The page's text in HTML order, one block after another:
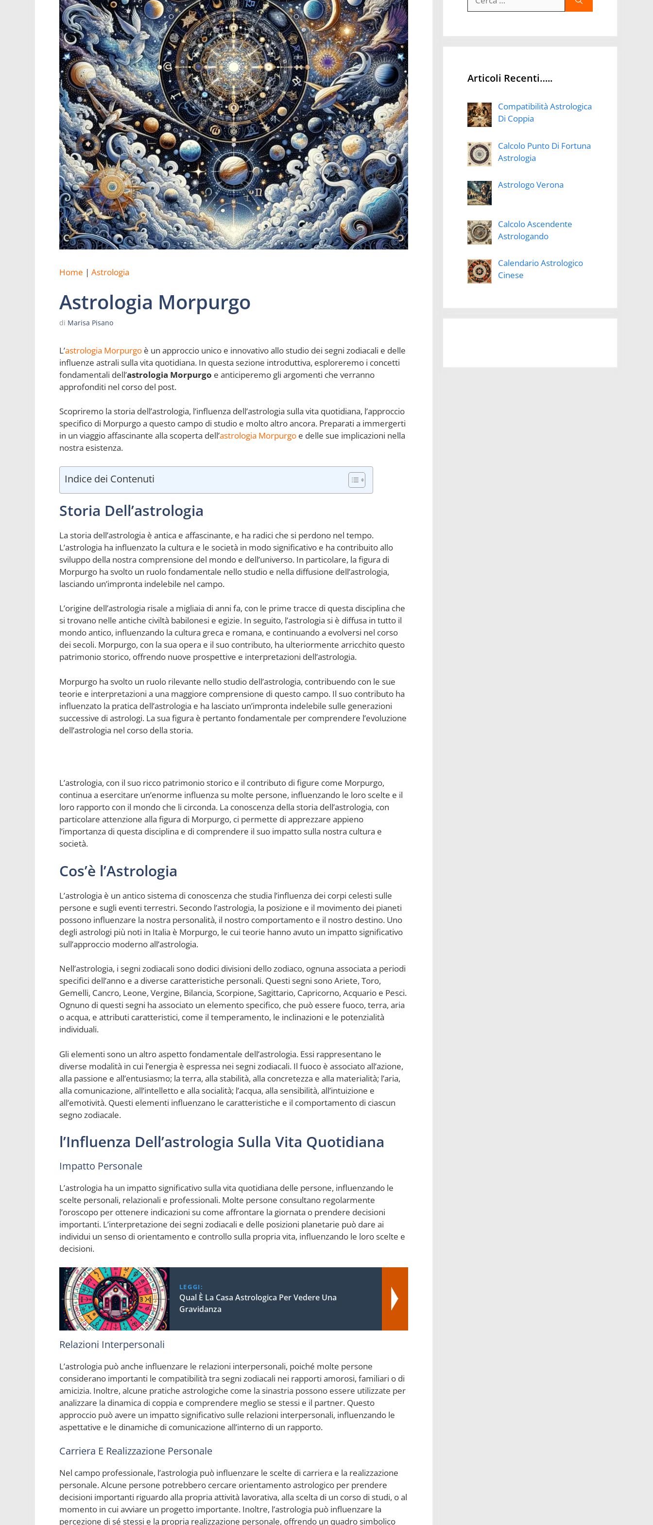
Home | Astrologia
Astrologia Morpurgo
di Marisa Pisano
L’astrologia Morpurgo è un approccio unico e innovativo allo studio dei segni zodiacali e delle
influenze astrali sulla vita quotidiana. In questa sezione introduttiva, esploreremo i concetti
fondamentali dell’astrologia Morpurgo e anticiperemo gli argomenti che verranno
approfonditi nel corso del post.
Scopriremo la storia dell’astrologia, l’influenza dell’astrologia sulla vita quotidiana, l’approccio
specifico di Morpurgo a questo campo di studio e molto altro ancora. Preparati a immergerti
in un viaggio affascinante alla scoperta dell’astrologia Morpurgo e delle sue implicazioni nella
nostra esistenza.
Indice dei Contenuti
Storia Dell’astrologia
La storia dell’astrologia è antica e affascinante, e ha radici che si perdono nel tempo.
L’astrologia ha influenzato la cultura e le società in modo significativo e ha contribuito allo
sviluppo della nostra comprensione del mondo e dell’universo. In particolare, la figura di
Morpurgo ha svolto un ruolo fondamentale nello studio e nella diffusione dell’astrologia,
lasciando un’impronta indelebile nel campo.
L’origine dell’astrologia risale a migliaia di anni fa, con le prime tracce di questa disciplina che
si trovano nelle antiche civiltà babilonesi e egizie. In seguito, l’astrologia si è diffusa in tutto il
mondo antico, influenzando la cultura greca e romana, e continuando a evolversi nel corso
dei secoli. Morpurgo, con la sua opera e il suo contributo, ha ulteriormente arricchito questo
patrimonio storico, offrendo nuove prospettive e interpretazioni dell’astrologia.
Morpurgo ha svolto un ruolo rilevante nello studio dell’astrologia, contribuendo con le sue
teorie e interpretazioni a una maggiore comprensione di questo campo. Il suo contributo ha
influenzato la pratica dell’astrologia e ha lasciato un’impronta indelebile sulle generazioni
successive di astrologi. La sua figura è pertanto fondamentale per comprendere l’evoluzione
dell’astrologia nel corso della storia.
L’astrologia, con il suo ricco patrimonio storico e il contributo di figure come Morpurgo,
continua a esercitare un’enorme influenza su molte persone, influenzando le loro scelte e il
loro rapporto con il mondo che li circonda. La conoscenza della storia dell’astrologia, con
particolare attenzione alla figura di Morpurgo, ci permette di apprezzare appieno
l’importanza di questa disciplina e di comprendere il suo impatto sulla nostra cultura e
società.
Cos’è l’Astrologia
L’astrologia è un antico sistema di conoscenza che studia l’influenza dei corpi celesti sulle
persone e sugli eventi terrestri. Secondo l’astrologia, la posizione e il movimento dei pianeti
possono influenzare la nostra personalità, il nostro comportamento e il nostro destino. Uno
degli astrologi più noti in Italia è Morpurgo, le cui teorie hanno avuto un impatto significativo
sull’approccio moderno all’astrologia.
Nell’astrologia, i segni zodiacali sono dodici divisioni dello zodiaco, ognuna associata a periodi
specifici dell’anno e a diverse caratteristiche personali. Questi segni sono Ariete, Toro,
Gemelli, Cancro, Leone, Vergine, Bilancia, Scorpione, Sagittario, Capricorno, Acquario e Pesci.
Ognuno di questi segni ha associato un elemento specifico, che può essere fuoco, terra, aria
o acqua, e attributi caratteristici, come il temperamento, le inclinazioni e le potenzialità
individuali.
Gli elementi sono un altro aspetto fondamentale dell’astrologia. Essi rappresentano le
diverse modalità in cui l’energia è espressa nei segni zodiacali. Il fuoco è associato all’azione,
alla passione e all’entusiasmo; la terra, alla stabilità, alla concretezza e alla materialità; l’aria,
alla comunicazione, all’intelletto e alla socialità; l’acqua, alla sensibilità, all’intuizione e
all’emotività. Questi elementi influenzano le caratteristiche e il comportamento di ciascun
segno zodiacale.
l’Influenza Dell’astrologia Sulla Vita Quotidiana
Impatto Personale
L’astrologia ha un impatto significativo sulla vita quotidiana delle persone, influenzando le
scelte personali, relazionali e professionali. Molte persone consultano regolarmente
l’oroscopo per ottenere indicazioni su come affrontare la giornata o prendere decisioni
importanti. L’interpretazione dei segni zodiacali e delle posizioni planetarie può dare ai
individui un senso di orientamento e controllo sulla propria vita, influenzando le loro scelte e
decisioni.
LEGGI:
Qual È La Casa Astrologica Per Vedere Una
Gravidanza
Relazioni Interpersonali
L’astrologia può anche influenzare le relazioni interpersonali, poiché molte persone
considerano importanti le compatibilità tra segni zodiacali nei rapporti amorosi, familiari o di
amicizia. Inoltre, alcune pratiche astrologiche come la sinastria possono essere utilizzate per
analizzare la dinamica di coppia e comprendere meglio se stessi e il partner. Questo
approccio può avere un impatto significativo sulle relazioni interpersonali, influenzando le
aspettative e le dinamiche di comunicazione all’interno di un rapporto.
Carriera E Realizzazione Personale
Nel campo professionale, l’astrologia può influenzare le scelte di carriera e la realizzazione
personale. Alcune persone potrebbero cercare orientamento astrologico per prendere
decisioni importanti riguardo alla propria attività lavorativa, alla scelta di un corso di studi, o al
momento in cui avviare un progetto importante. Inoltre, l’astrologia può influenzare la
percezione di sé stessi e la propria realizzazione personale, offrendo un quadro simbolico
per:
Articoli Recenti…..
Compatibilità Astrologica
Di Coppia
Calcolo Punto Di Fortuna
Astrologia
Astrologo Verona
Calcolo Ascendente
Astrologando
Calendario Astrologico
Cinese